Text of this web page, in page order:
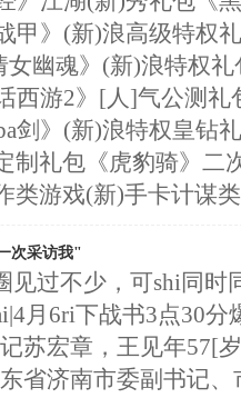
甲》(新)浪高级特权
女幽魂》(新)浪特权
西游2》[人]气公测礼
剑》(新)浪特权皇钻
制礼包《虎豹骑》二
类游戏(新)手卡计谋
次采访我"
见过不少，可shi同时
月6ri下战书3点30分
苏宏章，王见年57[
省济南市委副书记